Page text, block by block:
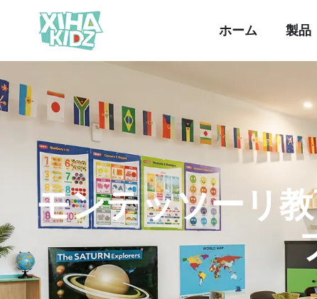
ホーム 製品
モンテッソーリ